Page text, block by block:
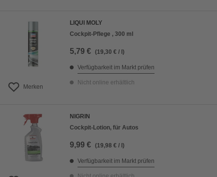
Merken
LIQUI MOLY
Cockpit-Pflege , 300 ml
5,79 € (19,30 € / l)
Verfügbarkeit im Markt prüfen
Nicht online erhältlich
NIGRIN
Cockpit-Lotion, für Autos
9,99 € (19,98 € / l)
Verfügbarkeit im Markt prüfen